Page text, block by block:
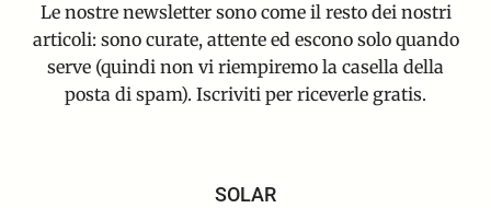
Le nostre newsletter sono come il resto dei nostri
articoli: sono curate, attente ed escono solo quando
serve (quindi non vi riempiremo la casella della
posta di spam). Iscriviti per riceverle gratis.
SOLAR